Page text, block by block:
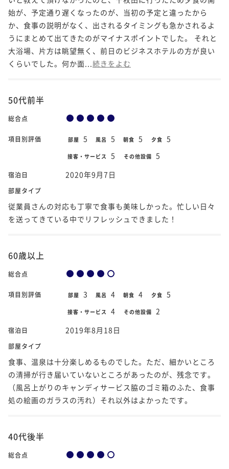
始が、予定通り遅くなったのが、当初の予定と違ったから
か、食事の説明がなく、出されるタイミングも急かされるよ
うにまとめて出てきたのがマイナスポイントでした。 それと
大浴場、片方は眺望無く、前日のビジネスホテルの方が良い
くらいでした。何か面... 続きをよむ
50代前半
総合点
項目別評価 部屋 5 風呂 5 朝食 5 夕食 5
接客・サービス 5 その他設備 5
宿泊日 2020年9月7日
部屋タイプ
従業員さんの対応も丁寧で食事も美味しかった。忙しい日々
を送ってきている中でリフレッシュできました！
60歳以上
総合点
項目別評価 部屋 3 風呂 4 朝食 4 夕食 5
接客・サービス 4 その他設備 2
宿泊日 2019年8月18日
部屋タイプ
食事、温泉は十分楽しめるものでした。ただ、細かいところ
の清掃が行き届いていないところがあったのが、残念です。
（風呂上がりのキャンディサービス脇のゴミ箱のふた、食事
処の絵画のガラスの汚れ）それ以外はよかったです。
40代後半
総合点